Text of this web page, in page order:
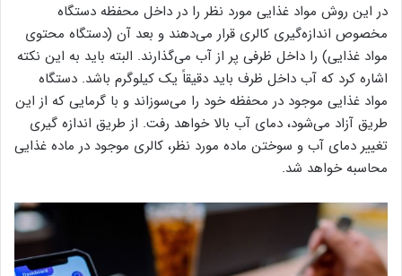
در این روش مواد غذایی مورد نظر را در داخل محفظه دستگاه
مخصوص اندازه‌گیری کالری قرار می‌دهند و بعد آن (دستگاه محتوی
مواد غذایی) را داخل ظرفی پر از آب می‌گذارند. البته باید به این نکته
اشاره کرد که آب داخل ظرف باید دقیقاً یک کیلوگرم باشد. دستگاه
مواد غذایی موجود در محفظه خود را می‌سوزاند و با گرمایی که از این
طریق آزاد می‌شود، دمای آب بالا خواهد رفت. از طریق اندازه گیری
تغییر دمای آب و سوختن ماده مورد نظر، کالری موجود در ماده غذایی
محاسبه خواهد شد.